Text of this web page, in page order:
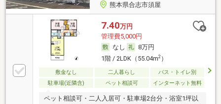
熊本県合志市須屋
7.40万円
管理費5,000円
なし
8万円
1階 / 2LDK（55.04m2）
敷金なし 二人暮らし
バス・トイレ別
駐車場(近隣含)
ペット相談可 インターネット無料
ペット相談可・二人入居可・駐車場2台分・浴室1坪以